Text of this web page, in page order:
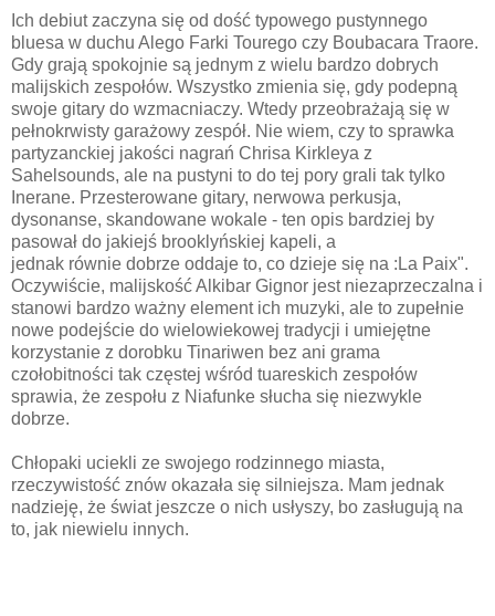
Ich debiut zaczyna się od dość typowego pustynnego
bluesa w duchu Alego Farki Tourego czy Boubacara Traore.
Gdy grają spokojnie są jednym z wielu bardzo dobrych
malijskich zespołów. Wszystko zmienia się, gdy podepną
swoje gitary do wzmacniaczy. Wtedy przeobrażają się w
pełnokrwisty garażowy zespół. Nie wiem, czy to sprawka
partyzanckiej jakości nagrań Chrisa Kirkleya z
Sahelsounds, ale na pustyni to do tej pory grali tak tylko
Inerane. Przesterowane gitary, nerwowa perkusja,
dysonanse, skandowane wokale - ten opis bardziej by
pasował do jakiejś brooklyńskiej kapeli, a
jednak równie dobrze oddaje to, co dzieje się na :La Paix".
Oczywiście, malijskość Alkibar Gignor jest niezaprzeczalna i
stanowi bardzo ważny element ich muzyki, ale to zupełnie
nowe podejście do wielowiekowej tradycji i umiejętne
korzystanie z dorobku Tinariwen bez ani grama
czołobitności tak częstej wśród tuareskich zespołów
sprawia, że zespołu z Niafunke słucha się niezwykle
dobrze.
Chłopaki uciekli ze swojego rodzinnego miasta,
rzeczywistość znów okazała się silniejsza. Mam jednak
nadzieję, że świat jeszcze o nich usłyszy, bo zasługują na
to, jak niewielu innych.